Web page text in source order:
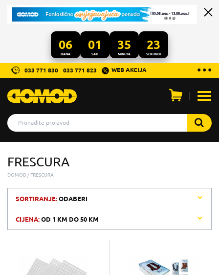
06
DANA
01
SATI
35
MINUTA
23
SEKUNDI
...
● ● ●
033 771 830 033 771 823 WEB AKCIJA
FRESCURA
DOMOD FRESCURA
SORTIRANJE:ODABERI
CIJENA:OD 1 KM DO50 KM